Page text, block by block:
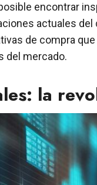
encontrar
actuales
de compra
del mercado.
la